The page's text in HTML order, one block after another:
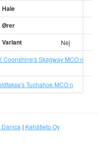
Hale
Ører
Variant Nej
Coonshine's Skagway MCO n
Tuchahoe MCO n
| Kehätieto Oy